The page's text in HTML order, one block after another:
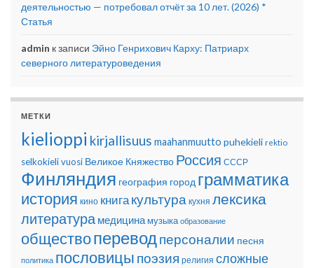
деятельностью — потребовал отчёт за 10 лет. (2026) *
Статья
admin к записи Эйно Генрихович Карху: Патриарх
северного литературоведения
МЕТКИ
kielioppi kirjallisuus maahanmuutto puhekieli rektio
selkokielivuosi Великое Княжество Россия СССР
Финляндия география город грамматика
история кино книгакультура кухня лексика
литература медицина музыка образование
обществопереводперсоналии песня
политика пословицы поэзия религия сложные